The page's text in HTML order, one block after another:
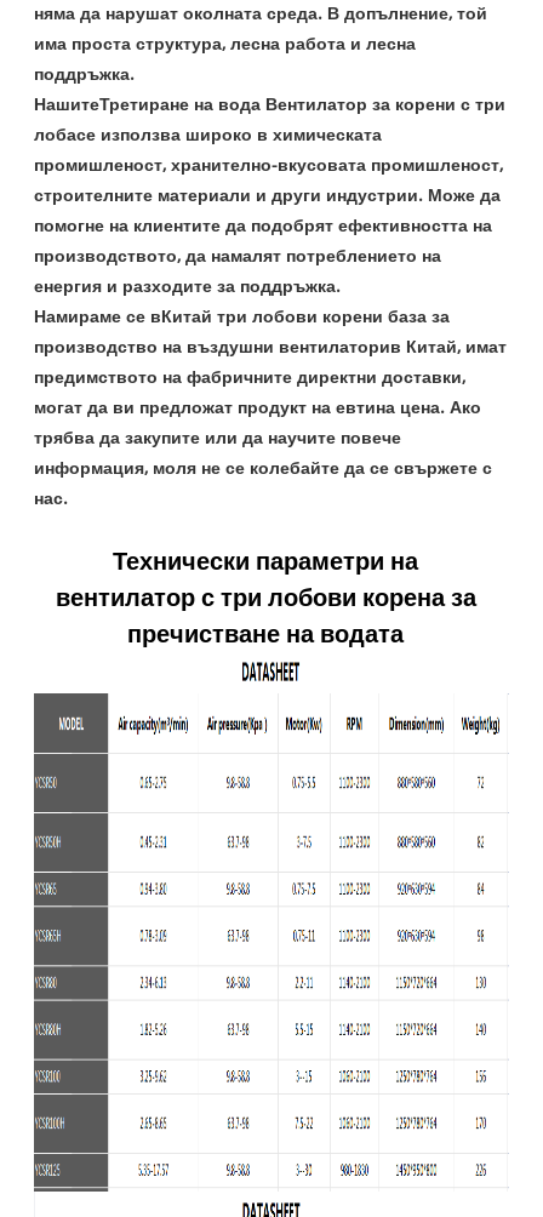
няма да нарушат околната среда. В допълнение, той
има проста структура, лесна работа и лесна
поддръжка.
НашитеТретиране на вода Вентилатор за корени с три
лобасе използва широко в химическата
промишленост, хранително-вкусовата промишленост,
строителните материали и други индустрии. Може да
помогне на клиентите да подобрят ефективността на
производството, да намалят потреблението на
енергия и разходите за поддръжка.
Намираме се вКитай три лобови корени база за
производство на въздушни вентилаторив Китай, имат
предимството на фабричните директни доставки,
могат да ви предложат продукт на евтина цена. Ако
трябва да закупите или да научите повече
информация, моля не се колебайте да се свържете с
нас.
Технически параметри на
вентилатор с три лобови корена за
пречистване на водата